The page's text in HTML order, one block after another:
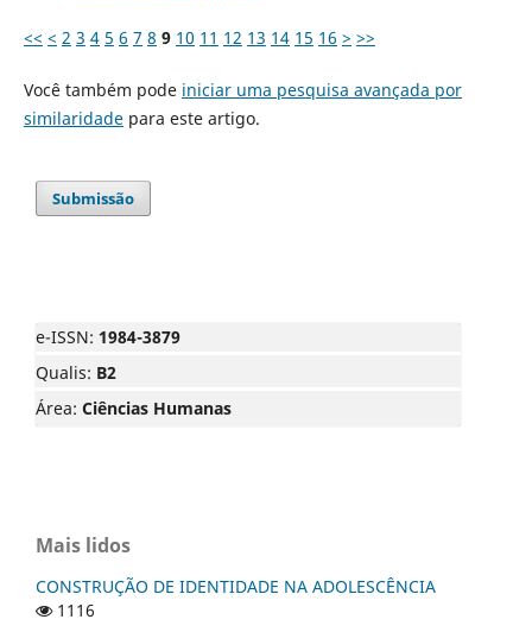
<< < 2 3 4 5 6 7 8 9 10 11 12 13 14 15 16 > >>
Você também pode iniciar uma pesquisa avançada por
similaridadepara este artigo.
Submissão
e-ISSN: 1984-3879
Qualis: B2
Área: Ciências Humanas
Mais lidos
CONSTRUÇÃO DE IDENTIDADE NA ADOLESCÊNCIA
1116